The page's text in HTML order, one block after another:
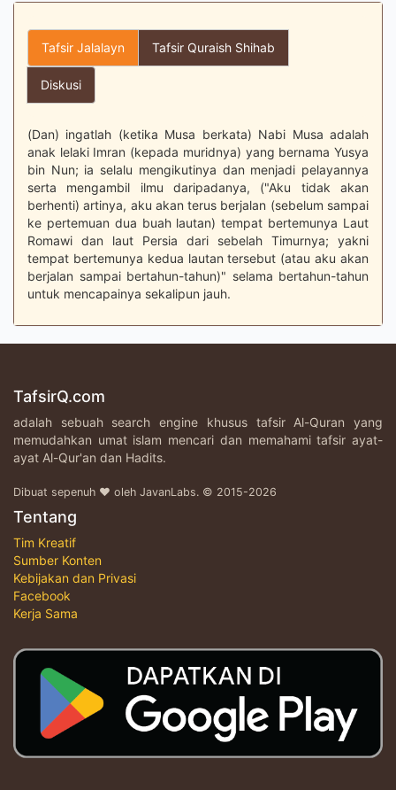
Tafsir Jalalayn Tafsir Quraish Shihab
Diskusi
(Dan) ingatlah (ketika Musa berkata) Nabi Musa adalah
anak lelaki Imran (kepada muridnya) yang bernama Yusya
bin Nun; ia selalu mengikutinya dan menjadi pelayannya
serta mengambil ilmu daripadanya, ("Aku tidak akan
berhenti) artinya, aku akan terus berjalan (sebelum sampai
ke pertemuan dua buah lautan) tempat bertemunya Laut
Romawi dan laut Persia dari sebelah Timurnya; yakni
tempat bertemunya kedua lautan tersebut (atau aku akan
berjalan sampai bertahun-tahun)" selama bertahun-tahun
untuk mencapainya sekalipun jauh.
TafsirQ.com
adalah sebuah search engine khusus tafsir Al-Quran yang
memudahkan umat islam mencari dan memahami tafsir ayat-
ayat Al-Qur'an dan Hadits.
Dibuat sepenuh ♥ oleh JavanLabs. © 2015-2026
Tentang
Tim Kreatif
Sumber Konten
Kebijakan dan Privasi
Facebook
Kerja Sama